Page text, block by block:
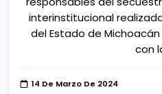
interinstitucional
del Estado de
con
14 De Marzo De 2024